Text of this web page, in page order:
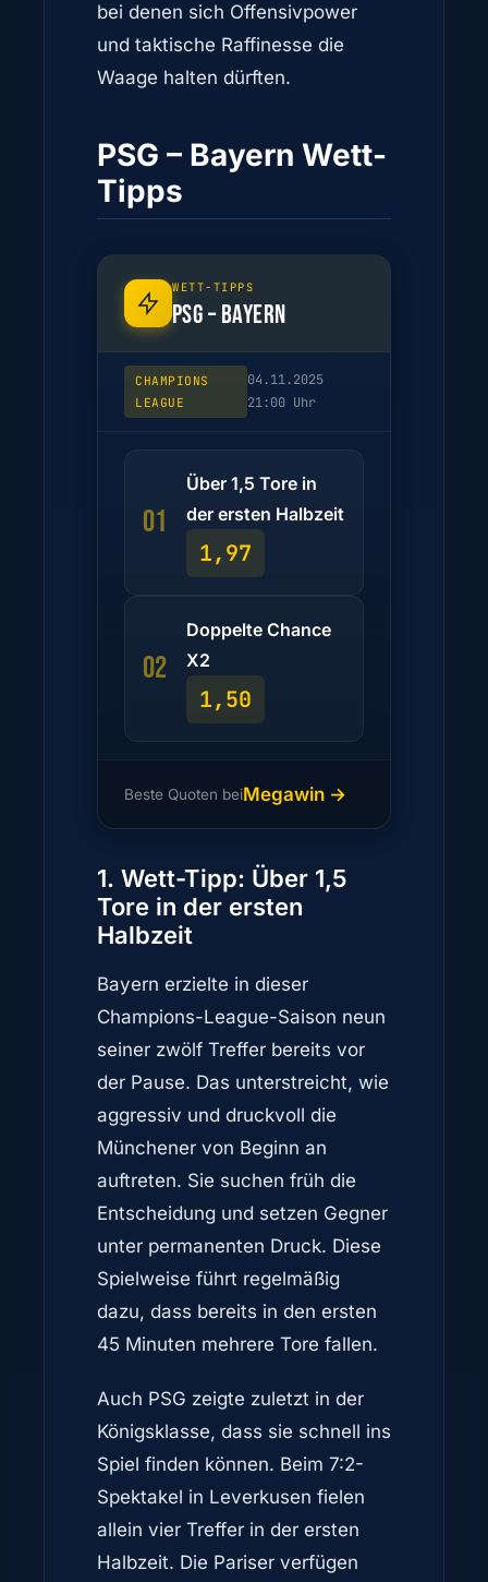
bei denen sich Offensivpower
und taktische Raffinesse die
Waage halten dürften.
PSG – Bayern Wett-
Tipps
WETT-TIPPS
PSG – BAYERN
CHAMPIONS
LEAGUE
04.11.2025
21:00 Uhr
01
Über 1,5 Tore in
der ersten Halbzeit
1,97
02
Doppelte Chance
X2
1,50
Beste Quoten beiMegawin →
1. Wett-Tipp: Über 1,5
Tore in der ersten
Halbzeit
Bayern erzielte in dieser
Champions-League-Saison neun
seiner zwölf Treffer bereits vor
der Pause. Das unterstreicht, wie
aggressiv und druckvoll die
Münchener von Beginn an
auftreten. Sie suchen früh die
Entscheidung und setzen Gegner
unter permanenten Druck. Diese
Spielweise führt regelmäßig
dazu, dass bereits in den ersten
45 Minuten mehrere Tore fallen.
Auch PSG zeigte zuletzt in der
Königsklasse, dass sie schnell ins
Spiel finden können. Beim 7:2-
Spektakel in Leverkusen fielen
allein vier Treffer in der ersten
Halbzeit. Die Pariser verfügen